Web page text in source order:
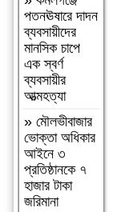
আলী সিনিয়র
ফাজিল ডিগ্রি
মাদ্রাসায়
বৃক্ষরোপণ
কর্মসূচি সম্পন্ন
»নওগাঁ
পত্নীতলা
ব্যাটালিয়নের
অভিযানে, কষ্টি
পাথরের বিষ্ণু
মূর্তি উদ্ধার
»চট্টগ্রাম
পতনঊষারে দাদন
ব্যবসায়ীদের
মানসিক চাপে
এক স্বর্ণ
ব্যবসায়ীর
আত্মহত্যা
»মৌলভীবাজার
ভোক্তা অধিকার
আইনে ৩
প্রতিষ্ঠানকে ৭
হাজার টাকা
জরিমানা